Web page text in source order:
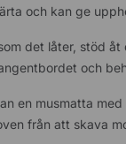
och kan ge
det låter, stöd
och
en musmatta
från att skava